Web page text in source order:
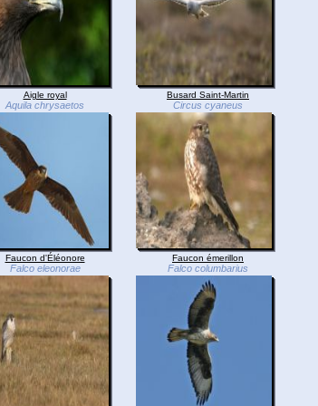
Aigle royal
Aquila chrysaetos
Busard Saint-Martin
Circus cyaneus
Faucon d'Éléonore
Falco eleonorae
Faucon émerillon
Falco columbarius